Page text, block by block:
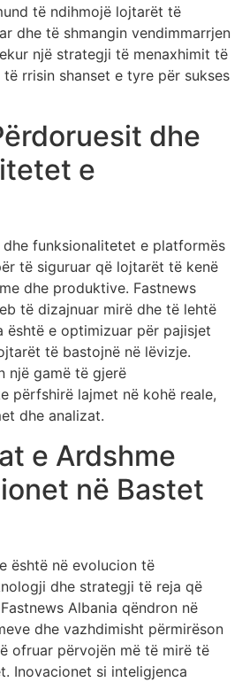
të ndihmojë lojtarët të
dhe të shmangin vendimmarrjen
një strategji të menaxhimit të
rrisin shanset e tyre për sukses
dhe
e
funksionalitetet e platformës
të siguruar që lojtarët të kenë
dhe produktive. Fastnews
të dizajnuar mirë dhe të lehtë
është e optimizuar për pajisjet
të bastojnë në lëvizje.
një gamë të gjerë
përfshirë lajmet në kohë reale,
dhe analizat.
e Ardshme
në Bastet
është në evolucion të
dhe strategji të reja që
Albania qëndron në
dhe vazhdimisht përmirëson
ofruar përvojën më të mirë të
Inovacionet si inteligjenca